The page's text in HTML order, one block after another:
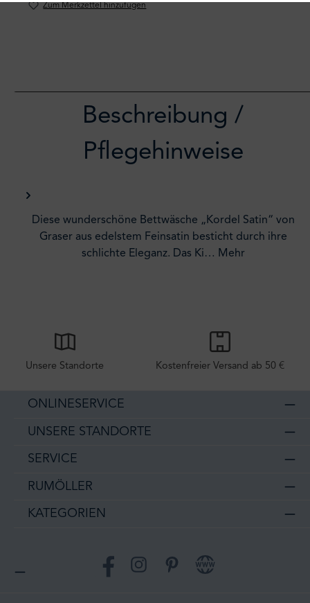
Zum Merkzettel hinzufügen
Beschreibung /
Pflegehinweise
Diese wunderschöne Bettwäsche „Kordel Satin“ von
Graser aus edelstem Feinsatin besticht durch ihre
schlichte Eleganz. Das Ki… Mehr
Unsere Standorte Kostenfreier Versand ab 50 €
ONLINESERVICE
UNSERE STANDORTE
SERVICE
RUMÖLLER
KATEGORIEN
Facebook Instagram Pinterest Website